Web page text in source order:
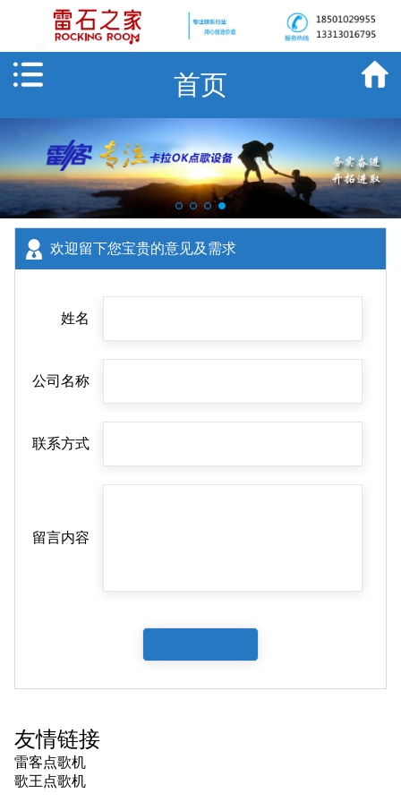
首页
欢迎留下您宝贵的意见及需求
姓名
公司名称
联系方式
留言内容
友情链接
雷客点歌机
歌王点歌机